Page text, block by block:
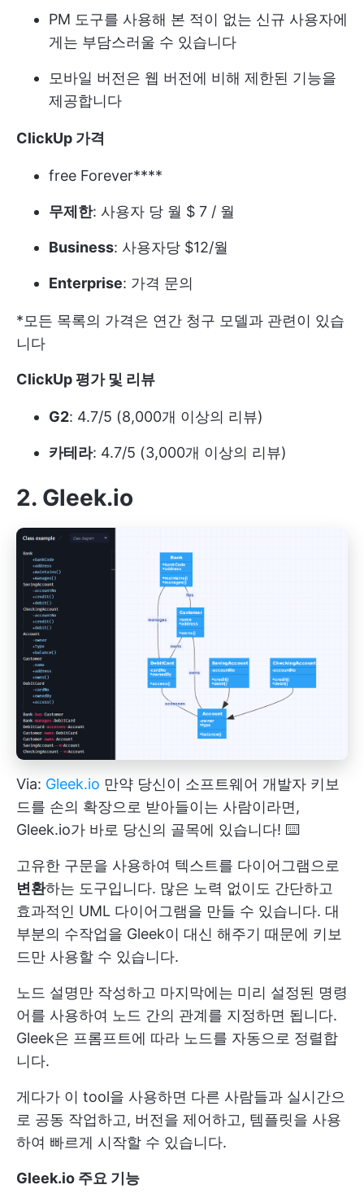
PM 도구를 사용해 본 적이 없는 신규 사용자에
게는 부담스러울 수 있습니다
모바일 버전은 웹 버전에 비해 제한된 기능을
제공합니다
ClickUp 가격
free Forever****
무제한: 사용자 당 월 $ 7 / 월
Business: 사용자당 $12/월
Enterprise: 가격 문의
*모든 목록의 가격은 연간 청구 모델과 관련이 있습
니다
ClickUp 평가 및 리뷰
G2: 4.7/5 (8,000개 이상의 리뷰)
카테라: 4.7/5 (3,000개 이상의 리뷰)
2. Gleek.io
Via: Gleek.io 만약 당신이 소프트웨어 개발자 키보
드를 손의 확장으로 받아들이는 사람이라면,
Gleek.io가 바로 당신의 골목에 있습니다! ⌨️
고유한 구문을 사용하여 텍스트를 다이어그램으로
변환하는 도구입니다. 많은 노력 없이도 간단하고
효과적인 UML 다이어그램을 만들 수 있습니다. 대
부분의 수작업을 Gleek이 대신 해주기 때문에 키보
드만 사용할 수 있습니다.
노드 설명만 작성하고 마지막에는 미리 설정된 명령
어를 사용하여 노드 간의 관계를 지정하면 됩니다.
Gleek은 프롬프트에 따라 노드를 자동으로 정렬합
니다.
게다가 이 tool을 사용하면 다른 사람들과 실시간으
로 공동 작업하고, 버전을 제어하고, 템플릿을 사용
하여 빠르게 시작할 수 있습니다.
Gleek.io 주요 기능